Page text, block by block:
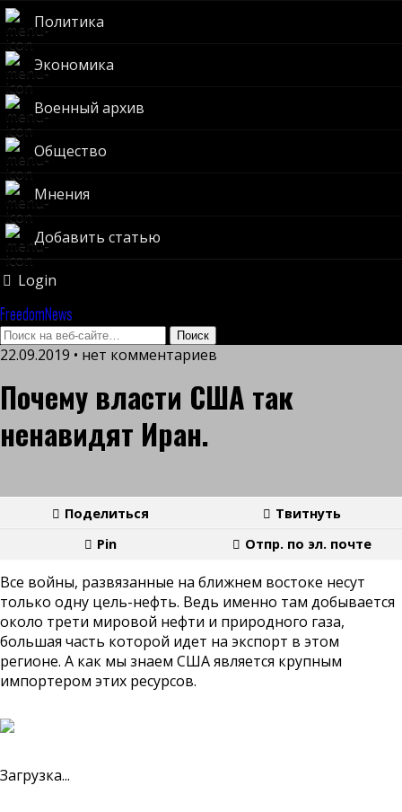
Политика
Экономика
Военный архив
Общество
Мнения
Добавить статью
Login
FreedomNews
22.09.2019 • нет комментариев
Почему власти США так
ненавидят Иран.
Поделиться
Твитнуть
Pin
Отпр. по эл. почте
Все войны, развязанные на ближнем востоке несут
только одну цель-нефть. Ведь именно там добывается
около трети мировой нефти и природного газа,
большая часть которой идет на экспорт в этом
регионе. А как мы знаем США является крупным
импортером этих ресурсов.
Загрузка...